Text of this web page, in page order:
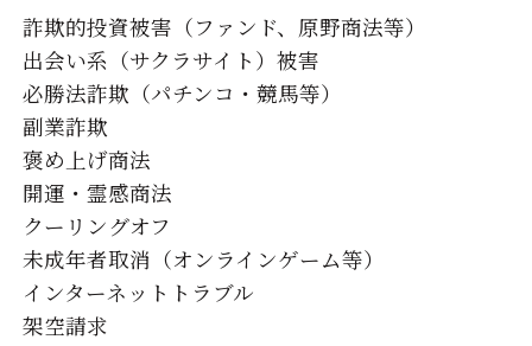
詐欺的投資被害（ファンド、原野商法等）
出会い系（サクラサイト）被害
必勝法詐欺（パチンコ・競馬等）
副業詐欺
褒め上げ商法
開運・霊感商法
クーリングオフ
未成年者取消（オンラインゲーム等）
インターネットトラブル
架空請求